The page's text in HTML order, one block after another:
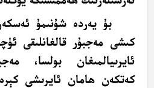
بۇ يەردە شۇنىمۇ
كىشى مەجبۇر قالغانلىقى
ئايرىيالمىغان بولسا،
كەتكەن ھامان ئايرىشى